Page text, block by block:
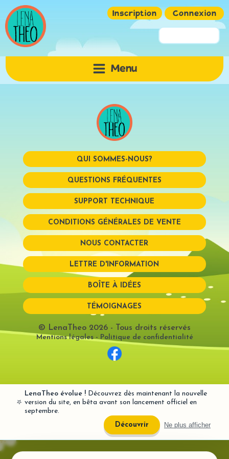
Inscription Connexion
Mot de passe
Mémoriser
Mot de passe perdu?
Menu
QUI SOMMES-NOUS?
QUESTIONS FRÉQUENTES
SUPPORT TECHNIQUE
CONDITIONS GÉNÉRALES DE VENTE
NOUS CONTACTER
LETTRE D'INFORMATION
BOÎTE À IDÉES
TÉMOIGNAGES
© LenaTheo 2026 - Tous droits réservés
Mentions légales-Politique de confidentialité
⭐
LenaTheo évolue ! Découvrez dès maintenant la nouvelle
version du site, en bêta avant son lancement officiel en
septembre.
Découvrir
Ne plus afficher